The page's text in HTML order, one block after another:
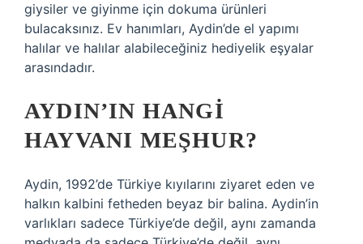
giysiler ve giyinme için dokuma ürünleri
bulacaksınız. Ev hanımları, Aydin’de el yapımı
halılar ve halılar alabileceğiniz hediyelik eşyalar
arasındadır.
AYDIN’IN HANGI
HAYVANI MEŞHUR?
Aydin, 1992’de Türkiye kıyılarını ziyaret eden ve
halkın kalbini fetheden beyaz bir balina. Aydin’in
varlıkları sadece Türkiye’de değil, aynı zamanda